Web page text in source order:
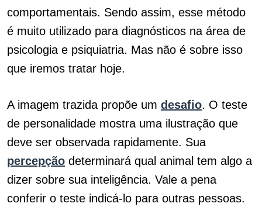
comportamentais. Sendo assim, esse método
é muito utilizado para diagnósticos na área de
psicologia e psiquiatria. Mas não é sobre isso
que iremos tratar hoje.
A imagem trazida propõe um desafio. O teste
de personalidade mostra uma ilustração que
deve ser observada rapidamente. Sua
percepção determinará qual animal tem algo a
dizer sobre sua inteligência. Vale a pena
conferir o teste indicá-lo para outras pessoas.